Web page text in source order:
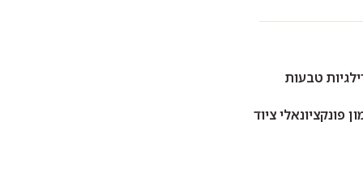
טבעות
פונקציונאלי ציוד